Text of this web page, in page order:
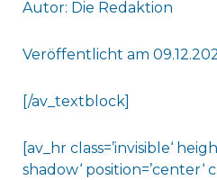
Autor: Die Redaktion
Veröffentlicht am
[/av_textblock]
[av_hr class=’invisible‘
shadow‘ position=’center‘